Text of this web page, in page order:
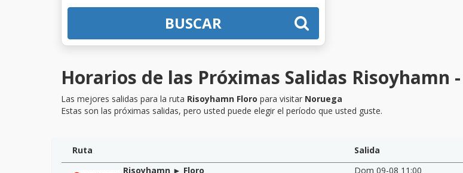
BUSCAR
Horarios de las Próximas Salidas Risoyhamn
Las mejores salidas para la ruta Risoyhamn Floro para visitar Noruega
Estas son las próximas salidas, pero usted puede elegir el período que usted guste.
Ruta Salida
Risoyhamn ► Floro
Dom 09-08 11:00